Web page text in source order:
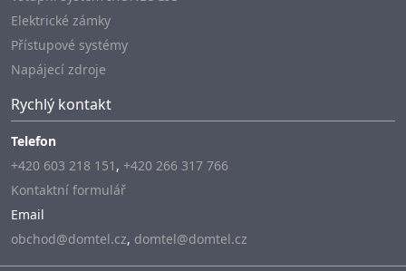
Elektrické zámky
Přístupové systémy
Napájecí zdroje
Rychlý kontakt
Telefon
+420 603 218 151 , +420 266 317 766
Kontaktní formulář
Email
obchod@domtel.cz, domtel@domtel.cz